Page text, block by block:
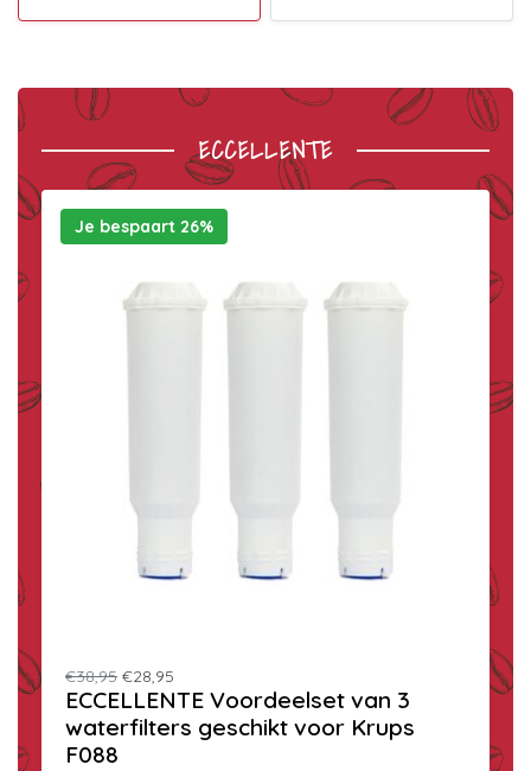
ECCELLENTE
Je bespaart 26%
€38,95 €28,95
ECCELLENTE Voordeelset van 3
waterfilters geschikt voor Krups
F088